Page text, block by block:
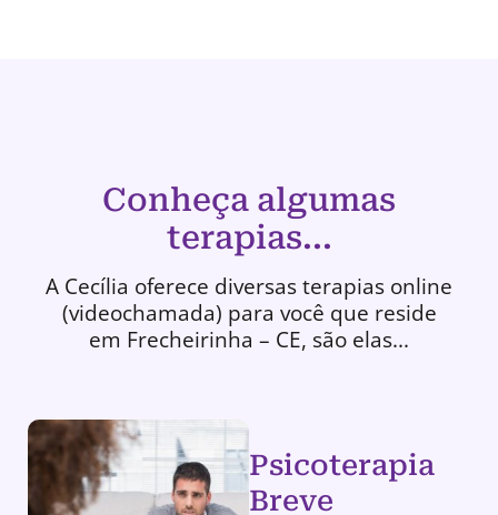
Conheça algumas
terapias...
A Cecília oferece diversas terapias online
(videochamada) para você que reside
em Frecheirinha – CE, são elas...
Psicoterapia
Breve